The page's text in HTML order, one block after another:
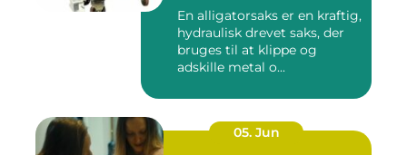
En alligatorsaks er en kraftig,
hydraulisk drevet saks, der
bruges til at klippe og
adskille metal o...
05. Jun